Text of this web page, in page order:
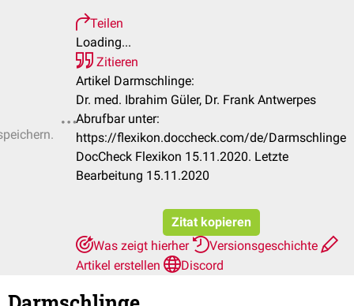
Teilen
Loading...
Zitieren
Artikel Darmschlinge:
Dr. med. Ibrahim Güler, Dr. Frank Antwerpes
Abrufbar unter:
https://flexikon.doccheck.com/de/Darmschlinge
DocCheck Flexikon 15.11.2020. Letzte
Bearbeitung 15.11.2020
Zitat kopieren
Was zeigt hierher
Versionsgeschichte
Artikel erstellen
Discord